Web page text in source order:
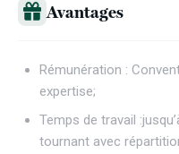
Avantages
Rémunération :
expertise;
Temps de travail
tournant avec